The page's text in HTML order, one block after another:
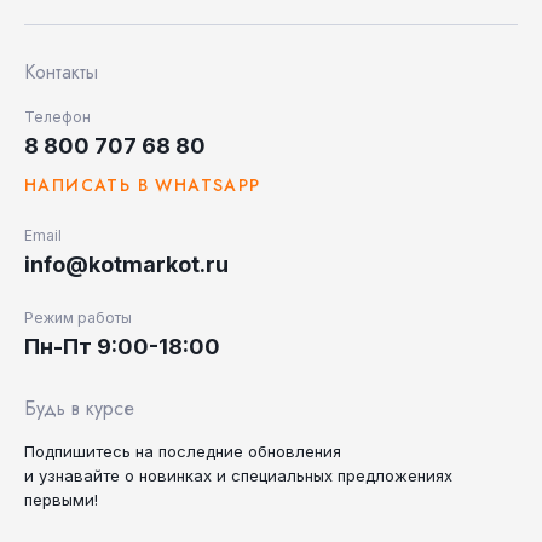
Контакты
Телефон
8 800 707 68 80
НАПИСАТЬ В WHATSAPP
Email
info@kotmarkot.ru
Режим работы
Пн-Пт 9:00-18:00
Будь в курсе
Подпишитесь на последние обновления
и узнавайте о новинках и специальных предложениях
первыми!